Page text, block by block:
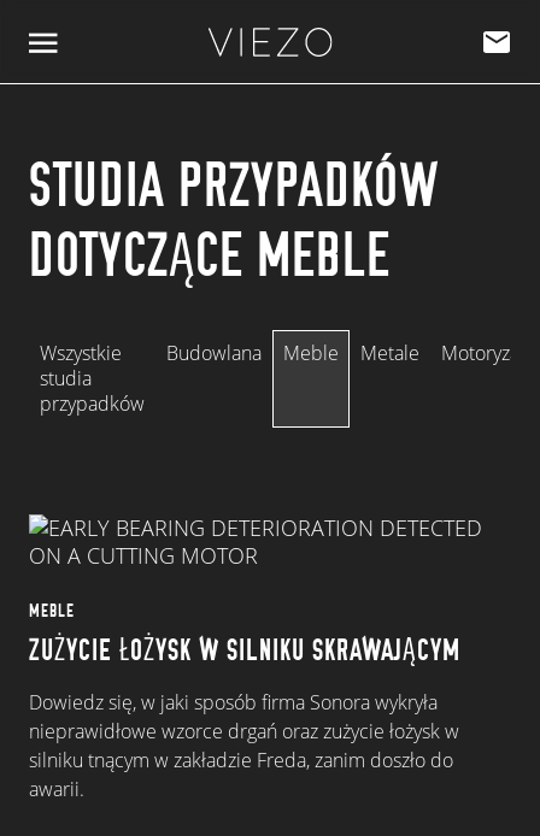
STUDIA PRZYPADKÓW
DOTYCZĄCE MEBLE
Wszystkie
studia
przypadków
Budowlana Meble Metale
MEBLE
ZUŻYCIE ŁOŻYSK W SILNIKU SKRAWAJĄCYM
Dowiedz się, w jaki sposób firma Sonora wykryła
nieprawidłowe wzorce drgań oraz zużycie łożysk w
silniku tnącym w zakładzie Freda, zanim doszło do
awarii.